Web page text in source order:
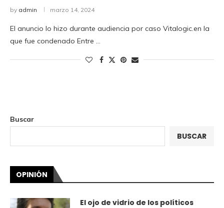
by admin marzo 14, 2024
El anuncio lo hizo durante audiencia por caso Vitalogic.en la
que fue condenado Entre …
Buscar
BUSCAR
OPINIÓN
El ojo de vidrio de los políticos